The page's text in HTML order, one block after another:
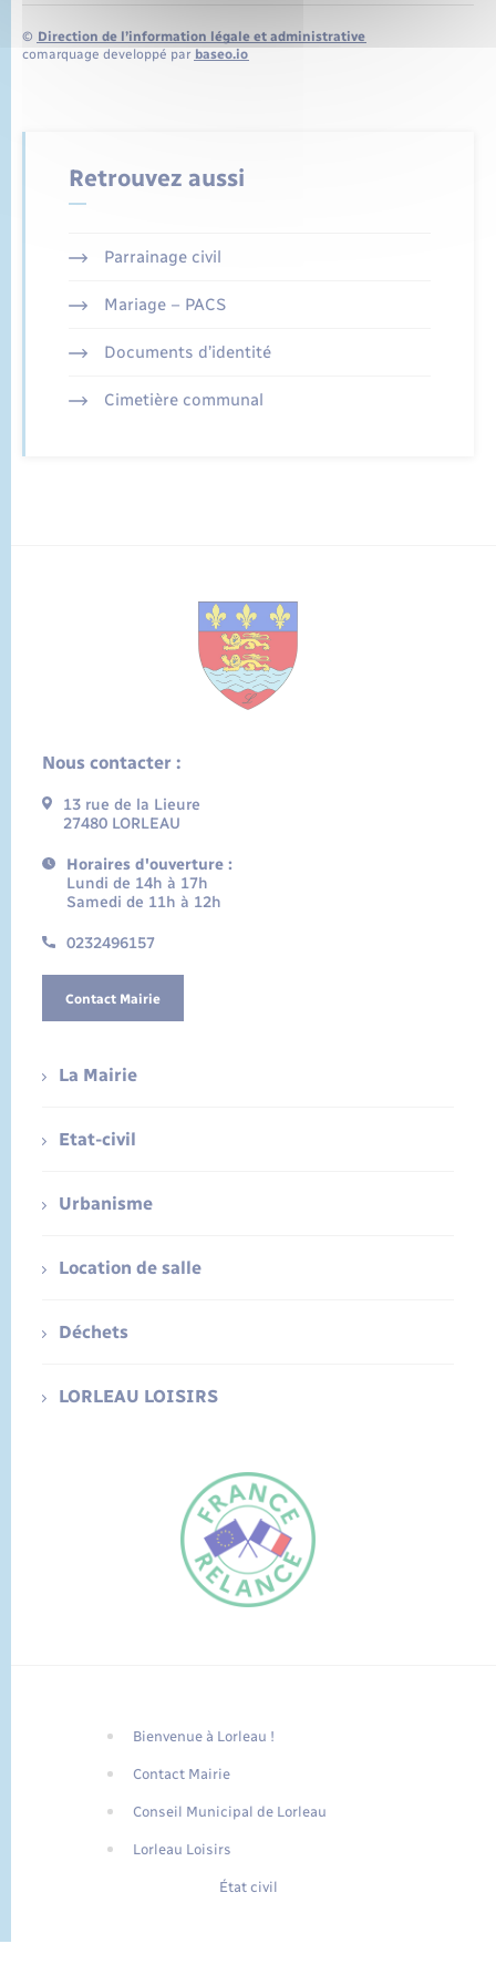
Traduction du
FR
© Direction de l’information légale et administrative
comarquage developpé par baseo.io
Retrouvez aussi
Parrainage civil
Mariage – PACS
Documents d’identité
Cimetière communal
Nous contacter :
13 rue de la Lieure
27480 LORLEAU
Horaires d'ouverture :
Lundi de 14h à 17h
Samedi de 11h à 12h
0232496157
Contact Mairie
La Mairie
Etat-civil
Urbanisme
Location de salle
Déchets
LORLEAU LOISIRS
Bienvenue à Lorleau !
Contact Mairie
Conseil Municipal de Lorleau
Lorleau Loisirs
État civil